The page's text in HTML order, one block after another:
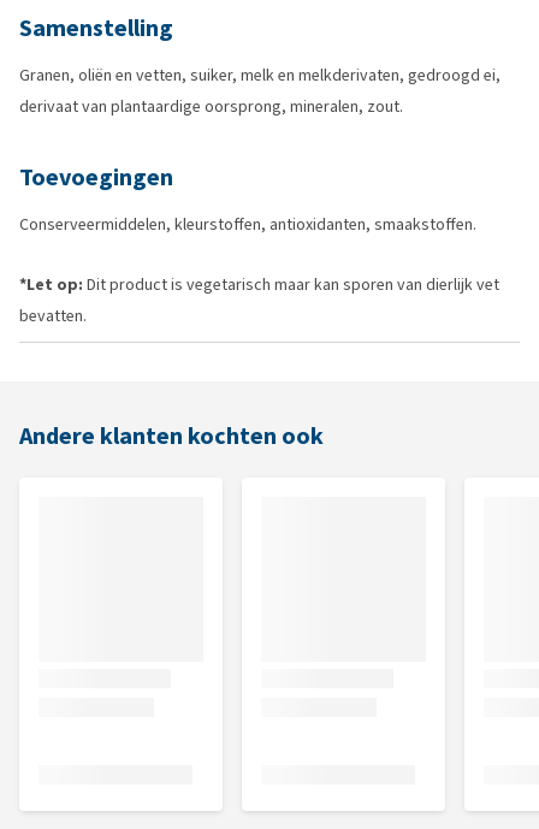
Samenstelling
Granen, oliën en vetten, suiker, melk en melkderivaten, gedroogd ei,
derivaat van plantaardige oorsprong, mineralen, zout.
Toevoegingen
Conserveermiddelen, kleurstoffen, antioxidanten, smaakstoffen.
*Let op: Dit product is vegetarisch maar kan sporen van dierlijk vet
bevatten.
Andere klanten kochten ook